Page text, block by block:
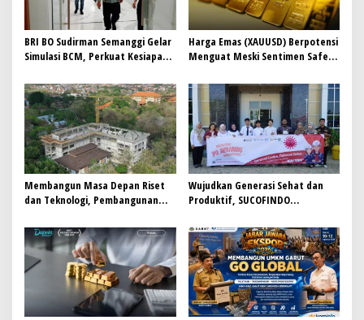
BRI BO Sudirman Semanggi Gelar
Simulasi BCM, Perkuat Kesiapan
Harga Emas (XAUUSD) Berpotensi
Menguat Meski Sentimen Safe
Membangun Masa Depan Riset
dan Teknologi, Pembangunan
Udayana Capai Progres 47,11%
Wujudkan Generasi Sehat dan
Produktif, SUCOFINDO
HIV/AIDS